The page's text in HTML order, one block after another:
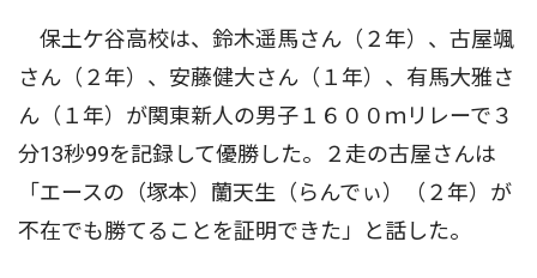
保土ケ谷高校は、鈴木遥馬さん（２年）、古屋颯
さん（２年）、安藤健大さん（１年）、有馬大雅さ
ん（１年）が関東新人の男子１６００ｍリレーで３
分13秒99を記録して優勝した。２走の古屋さんは
「エースの（塚本）蘭天生（らんでぃ）（２年）が
不在でも勝てることを証明できた」と話した。